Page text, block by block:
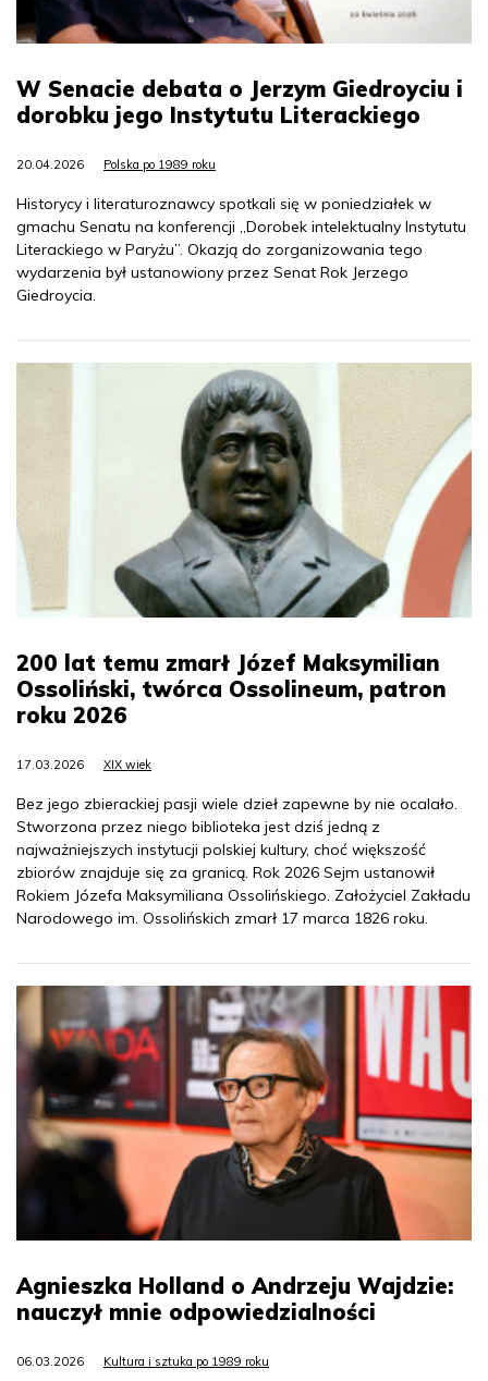
W Senacie debata o Jerzym Giedroyciu i
dorobku jego Instytutu Literackiego
20.04.2026 Polska po 1989 roku
Historycy i literaturoznawcy spotkali się w poniedziałek w
gmachu Senatu na konferencji „Dorobek intelektualny Instytutu
Literackiego w Paryżu”. Okazją do zorganizowania tego
wydarzenia był ustanowiony przez Senat Rok Jerzego
Giedroycia.
200 lat temu zmarł Józef Maksymilian
Ossoliński, twórca Ossolineum, patron
roku 2026
17.03.2026 XIX wiek
Bez jego zbierackiej pasji wiele dzieł zapewne by nie ocalało.
Stworzona przez niego biblioteka jest dziś jedną z
najważniejszych instytucji polskiej kultury, choć większość
zbiorów znajduje się za granicą. Rok 2026 Sejm ustanowił
Rokiem Józefa Maksymiliana Ossolińskiego. Założyciel Zakładu
Narodowego im. Ossolińskich zmarł 17 marca 1826 roku.
Agnieszka Holland o Andrzeju Wajdzie:
nauczył mnie odpowiedzialności
06.03.2026 Kultura i sztuka po 1989 roku